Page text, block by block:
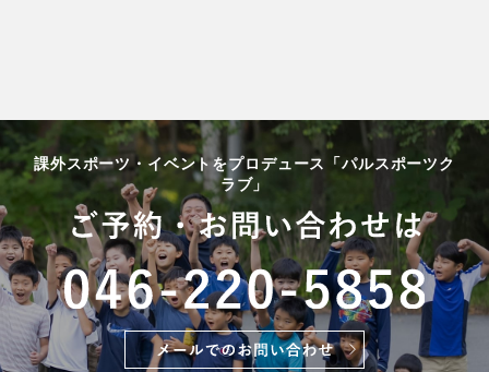
課外スポーツ・イベントをプロデュース「パルスポーツク
ラブ」